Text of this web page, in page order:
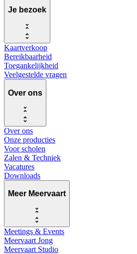
Je bezoek
Kaartverkoop
Bereikbaarheid
Toegankelijkheid
Veelgestelde vragen
Over ons
Over ons
Onze producties
Voor scholen
Zalen & Techniek
Vacatures
Downloads
Meer Meervaart
Meetings & Events
Meervaart Jong
Meervaart Studio